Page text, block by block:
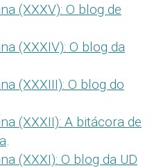
(XXXV): O blog de
(XXXIV): O blog da
(XXXIII): O blog do
(XXXII): A bitácora de
.
(XXXI): O blog da UD